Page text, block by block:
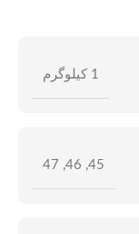
1 کیلوگرم
45
,
46
,
47